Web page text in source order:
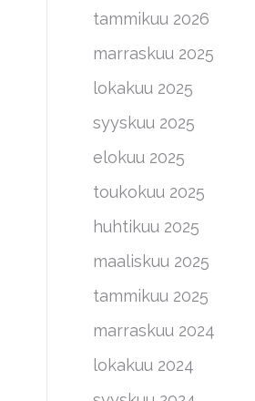
tammikuu 2026
marraskuu 2025
lokakuu 2025
syyskuu 2025
elokuu 2025
toukokuu 2025
huhtikuu 2025
maaliskuu 2025
tammikuu 2025
marraskuu 2024
lokakuu 2024